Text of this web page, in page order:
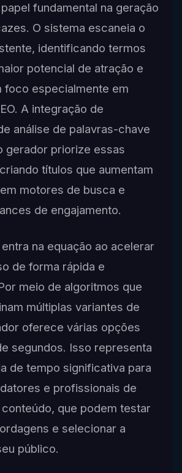
fundamental na geração
O sistema escaneia o
identificando termos
potencial de atração e
foco especialmente em
A integração de
análise de palavras-chave
gerador priorize essas
títulos que aumentam
motores de busca e
de engajamento.
na equação ao acelerar
de forma rápida e
meio de algoritmos que
múltiplas variantes de
oferece várias opções
segundos. Isso representa
de tempo significativa para
e profissionais de
que podem testar
e selecionar a
público.